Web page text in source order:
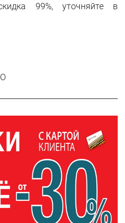
99%, уточняйте в